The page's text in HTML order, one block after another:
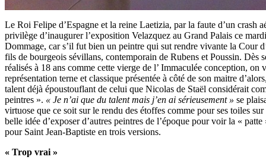
Le Roi Felipe d’Espagne et la reine Laetizia, par la faute d’un crash
privilège d’inaugurer l’exposition Velazquez au Grand Palais ce
Dommage, car s’il fut bien un peintre qui sut rendre vivante la Cour
fils de bourgeois sévillans, contemporain de Rubens et Poussin. Dès
réalisés à 18 ans comme cette vierge de l’ Immaculée conception, on
représentation terne et classique présentée à côté de son maitre
talent déjà époustouflant de celui que Nicolas de Staël considérait
peintres ». « Je n’ai que du talent mais j’en ai sérieusement » se
virtuose que ce soit sur le rendu des étoffes comme pour ses toiles sur
belle idée d’exposer d’autres peintres de l’époque pour voir la «
pour Saint Jean-Baptiste en trois versions.
« Trop vrai »